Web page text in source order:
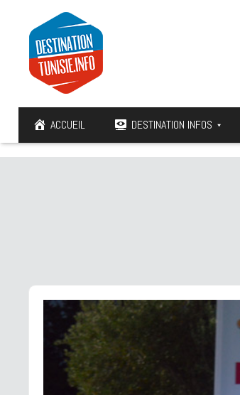
ACCUEIL DESTINATION INFOS